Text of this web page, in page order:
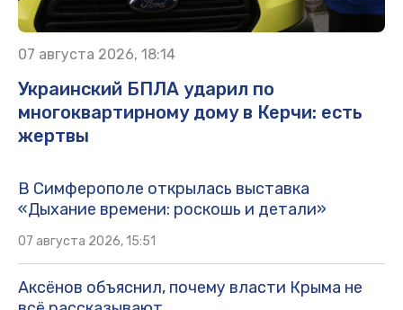
07 августа 2026, 18:14
Украинский БПЛА ударил по
многоквартирному дому в Керчи: есть
жертвы
В Симферополе открылась выставка
«Дыхание времени: роскошь и детали»
07 августа 2026, 15:51
Аксёнов объяснил, почему власти Крыма не